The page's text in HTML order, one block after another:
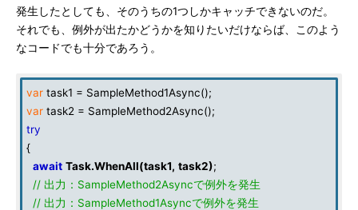
発生したとしても、そのうちの1つしかキャッチできないのだ。
それでも、例外が出たかどうかを知りたいだけならば、このよう
なコードでも十分であろう。
var task1 = SampleMethod1Async();
var task2 = SampleMethod2Async();
try
{
await Task.WhenAll(task1, task2);
// 出力：SampleMethod2Asyncで例外を発生
// 出力：SampleMethod1Asyncで例外を発生